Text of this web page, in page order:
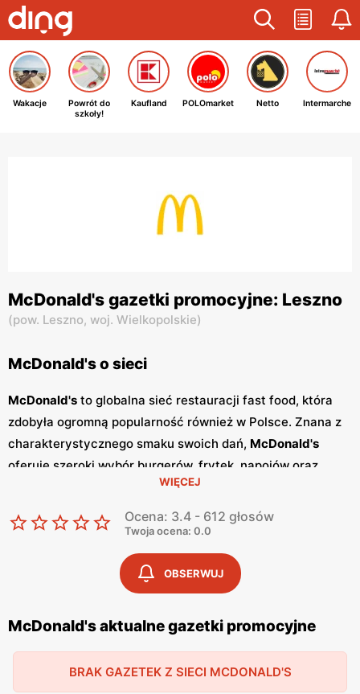
Wakacje
Powrót do
szkoły!
Kaufland POLOmarket Netto Intermarche
McDonald's gazetki promocyjne: Leszno
(pow. Leszno, woj. Wielkopolskie)
McDonald's o sieci
McDonald's to globalna sieć restauracji fast food, która
zdobyła ogromną popularność również w Polsce. Znana z
charakterystycznego smaku swoich dań, McDonald's
oferuje szeroki wybór burgerów, frytek, napojów oraz
deserów, które zaspokajają gusta nawet najbardziej
wymagających klientów. Restauracje
McDonald's
doskonałe miejsce na szybki posiłek w przyjaznej
McDonald'sregularnie pojawiają się
promocje
oraz specjalne oferty, które
pozwalają na spróbowanie ulubionych dań w jeszcze
bardziej atrakcyjnych cenach. Sieć wydaje również
, które informują o najnowszych
promocje
i korzystać z
WIĘCEJ
Ocena: 3.4 - 612 głosów
Twoja ocena: 0.0
OBSERWUJ
McDonald's aktualne gazetki promocyjne
BRAK GAZETEK Z SIECI MCDONALD'S